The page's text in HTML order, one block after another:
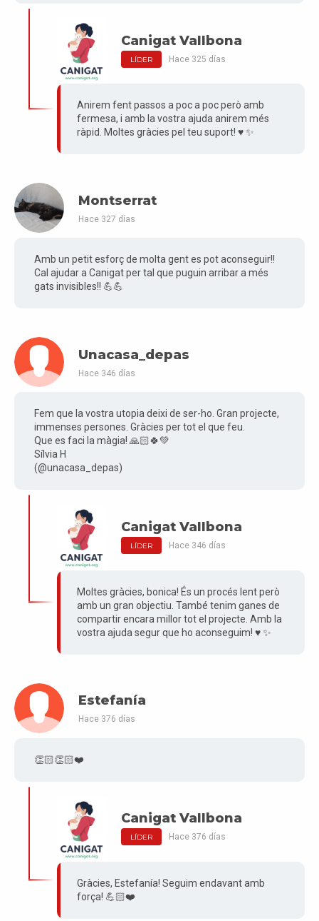
Canigat Vallbona
LÍDER Hace 325 días
Anirem fent passos a poc a poc però amb
fermesa, i amb la vostra ajuda anirem més
ràpid. Moltes gràcies pel teu suport! ♥️ ✨
Montserrat
Hace 327 días
Amb un petit esforç de molta gent es pot aconseguir!!
Cal ajudar a Canigat per tal que puguin arribar a més
gats invisibles!! 💪💪
Unacasa_depas
Hace 346 días
Fem que la vostra utopia deixi de ser-ho. Gran projecte,
immenses persones. Gràcies per tot el que feu.
Que es faci la màgia! 🙏🏻🍀💚
Sílvia H
(@unacasa_depas)
Canigat Vallbona
LÍDER Hace 346 días
Moltes gràcies, bonica! És un procés lent però
amb un gran objectiu. També tenim ganes de
compartir encara millor tot el projecte. Amb la
vostra ajuda segur que ho aconseguim! ♥️ ✨
Estefanía
Hace 376 días
👏🏻👏🏻❤️
Canigat Vallbona
LÍDER Hace 376 días
Gràcies, Estefanía! Seguim endavant amb
força! 💪🏻❤️